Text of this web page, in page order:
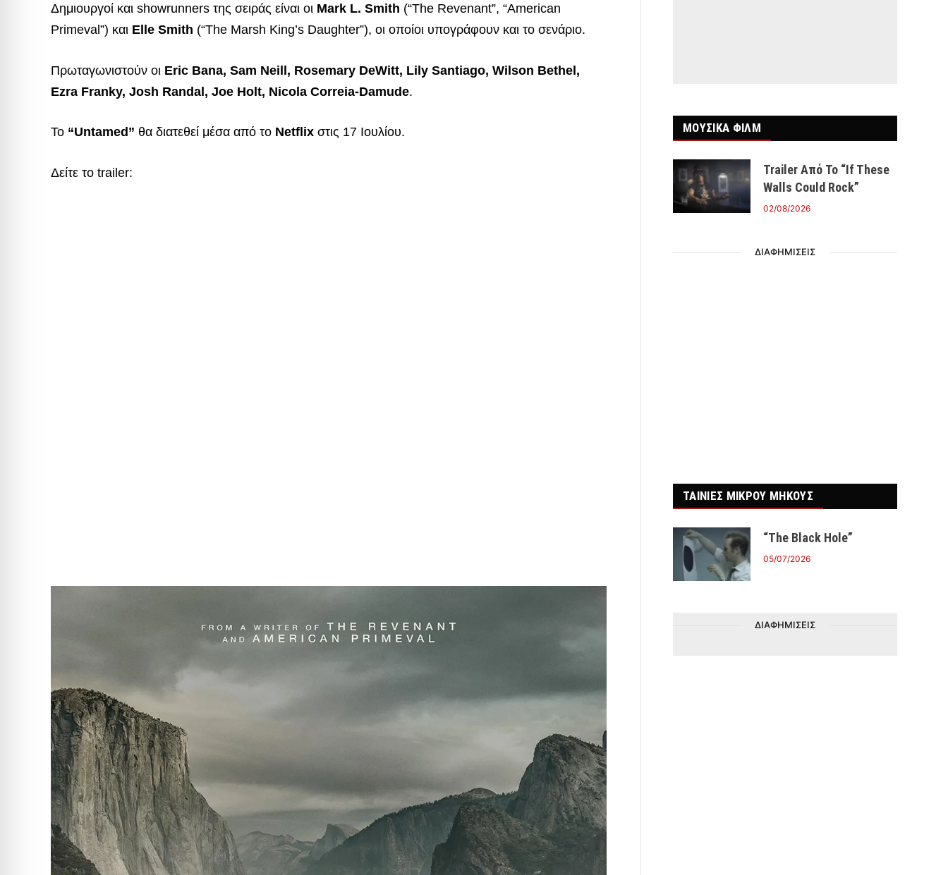
Δημιουργοί και showrunners της σειράς είναι οι Mark L. Smith (“The Revenant”, “American
Primeval”) και Elle Smith (“The Marsh King’s Daughter”), οι οποίοι υπογράφουν και το σενάριο.
Πρωταγωνιστούν οι Eric Bana, Sam Neill, Rosemary DeWitt, Lily Santiago, Wilson Bethel,
Ezra Franky, Josh Randal, Joe Holt, Nicola Correia-Damude.
Το “Untamed” θα διατεθεί μέσα από το Netflix στις 17 Ιουλίου.
Δείτε το trailer:
ΜΟΥΣΙΚΑ ΦΙΛΜ
Trailer Από Το “If These
Walls Could Rock”
02/08/2026
ΔΙΑΦΗΜΙΣΕΙΣ
ΤΑΙΝΙΕΣ ΜΙΚΡΟΥ ΜΗΚΟΥΣ
“The Black Hole”
05/07/2026
ΔΙΑΦΗΜΙΣΕΙΣ